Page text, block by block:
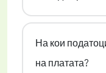
На кои
на платата?